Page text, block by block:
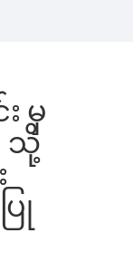
မှ
သို့
ြု